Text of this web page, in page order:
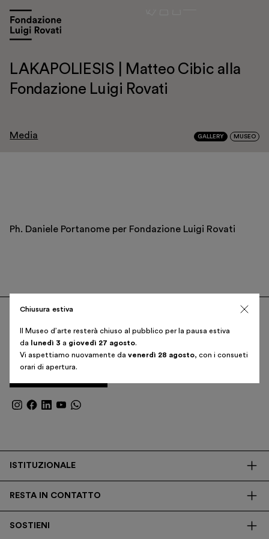
Visita
Sostieni
Biglietti
Area riservata
Shop
LAKAPOLIESIS | Matteo Cibic alla
Fondazione Luigi Rovati
Media GALLERY MUSEO
Ph. Daniele Portanome per Fondazione Luigi Rovati
Corso Venezia, 52
20121 Milano – Italia
T. +39 02 382 730 01
ISTITUZIONALE
Trasparenza
RESTA IN CONTATTO
SOSTIENI
Chiusura estiva
Il Museo d’arte resterà chiuso al pubblico per la pausa estiva
da
lunedì 3 a giovedì 27 agosto.
Vi aspettiamo nuovamente da venerdì 28 agosto, con i consueti
orari di apertura.